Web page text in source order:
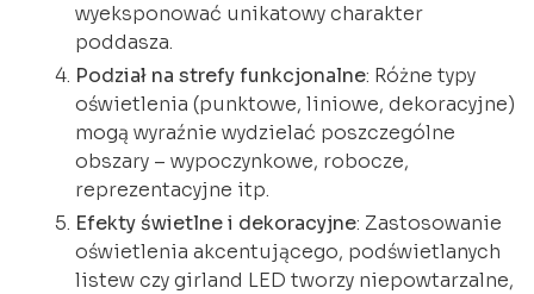
wyeksponować unikatowy charakter
poddasza.
Podział na strefy funkcjonalne: Różne typy
oświetlenia (punktowe, liniowe, dekoracyjne)
mogą wyraźnie wydzielać poszczególne
obszary – wypoczynkowe, robocze,
reprezentacyjne itp.
Efekty świetlne i dekoracyjne: Zastosowanie
oświetlenia akcentującego, podświetlanych
listew czy girland LED tworzy niepowtarzalne,